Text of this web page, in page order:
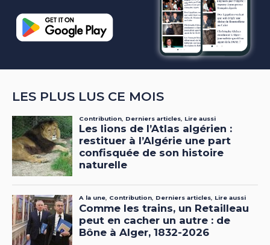
LES PLUS LUS CE MOIS